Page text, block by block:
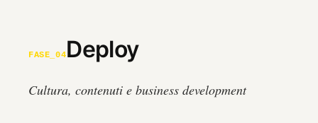
FASE_04Deploy
Cultura, contenuti e business development